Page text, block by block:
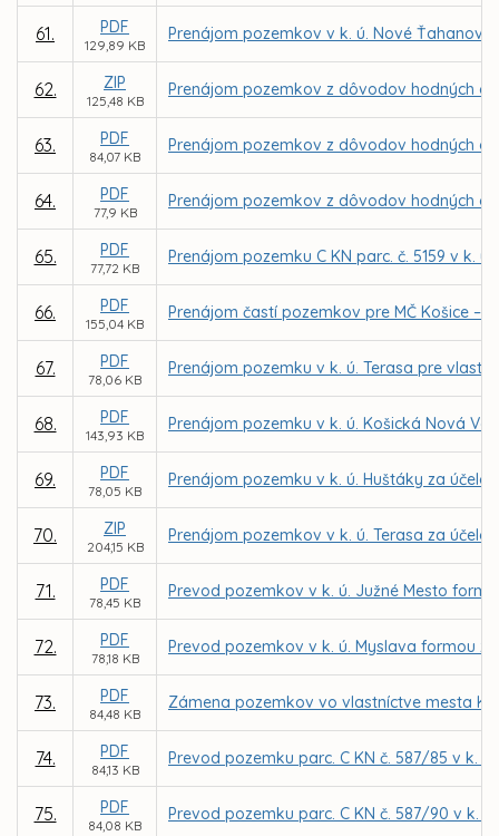
61. PDF
129,89 KB
Prenájom pozemkov v k. ú. Nové
62. ZIP
125,48 KB
Prenájom pozemkov z dôvodov hodných
63. PDF
84,07 KB
Prenájom pozemkov z dôvodov hodných
64. PDF
77,9 KB
Prenájom pozemkov z dôvodov hodných
65. PDF
77,72 KB
Prenájom pozemku C KN parc. č. 5159 v k.
66. PDF
155,04 KB
Prenájom častí pozemkov pre MČ Košice –
67. PDF
78,06 KB
Prenájom pozemku v k. ú. Terasa pre
68. PDF
143,93 KB
Prenájom pozemku v k. ú. Košická Nová
69. PDF
78,05 KB
Prenájom pozemku v k. ú. Huštáky za
70. ZIP
204,15 KB
Prenájom pozemkov v k. ú. Terasa za
71. PDF
78,45 KB
Prevod pozemkov v k. ú. Južné Mesto
72. PDF
78,18 KB
Prevod pozemkov v k. ú. Myslava formou
73. PDF
84,48 KB
Zámena pozemkov vo vlastníctve mesta
74. PDF
84,13 KB
Prevod pozemku parc. C KN č. 587/85 v k.
75. PDF
84,08 KB
Prevod pozemku parc. C KN č. 587/90 v k.